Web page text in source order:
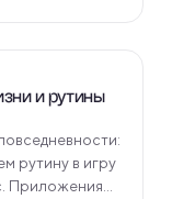
и рутины
рутину в игру
Приложения